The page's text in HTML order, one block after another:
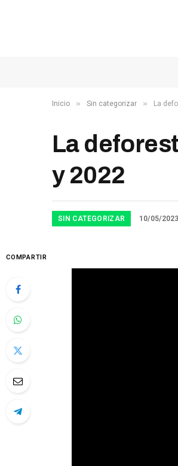
Inicio » Sin categorizar » La
La
y 2022
SIN CATEGORIZAR 10/05/2023
COMPARTIR